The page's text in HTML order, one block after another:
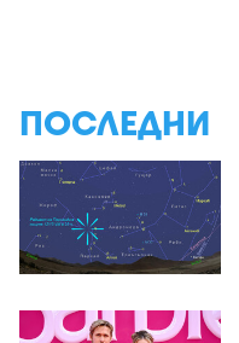
ПОСЛЕДНИ